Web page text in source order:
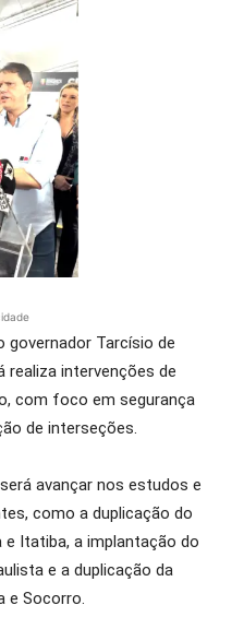
governador Tarcísio de
realiza intervenções de
com foco em segurança
de interseções.
avançar nos estudos e
como a duplicação do
Itatiba, a implantação do
e a duplicação da
e Socorro.